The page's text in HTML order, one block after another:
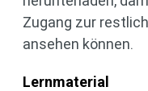
Zugang zur
ansehen können.
Lernmaterial